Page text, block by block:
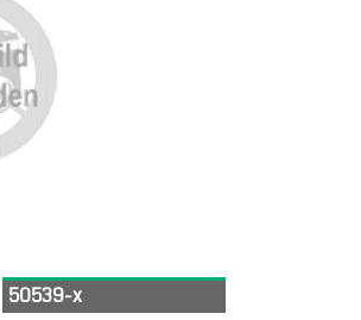
50539-x